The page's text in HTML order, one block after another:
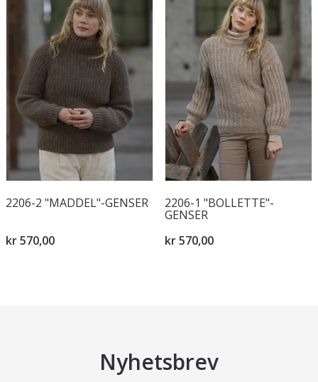
2206-2 "MADDEL"-GENSER
kr 570,00
2206-1 "BOLLETTE"-
GENSER
kr 570,00
Nyhetsbrev